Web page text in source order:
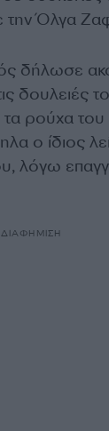
την Όλγα
δήλωσε
δουλειές
τα ρούχα
ο ίδιος
λόγω
ΔΙΑΦΗΜΙΣΗ